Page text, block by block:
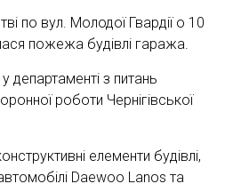
по вул. Молодої Гвардії о 10
пожежа будівлі гаража.
департаменті з питань
роботи Чернігівської
елементи будівлі,
Daewoo Lanos та